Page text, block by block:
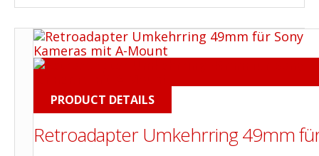
PRODUCT DETAILS
Retroadapter Umkehrring 49mm